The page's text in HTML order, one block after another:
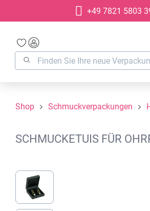
Zur Hauptnavigation
+49 7821 5803
Shop Schmuckverpackungen
SCHMUCKETUIS FÜR
Bildergalerie überspringen